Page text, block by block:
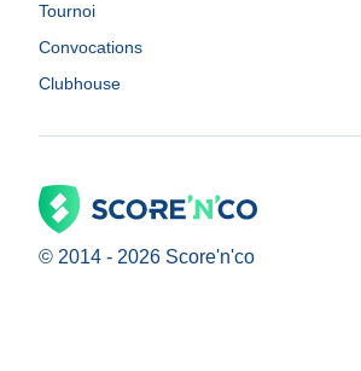
Tournoi
Convocations
Clubhouse
© 2014 - 2026 Score'n'co